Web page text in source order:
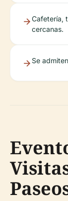
Cafetería,
cercanas.
Se